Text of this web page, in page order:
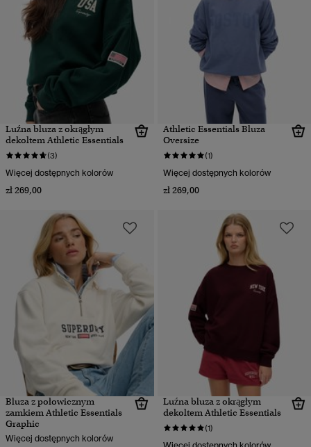
Luźna bluza z okrągłym
dekoltem Athletic Essentials
(3)
Więcej dostępnych kolorów
zł 269,00
Athletic Essentials Bluza
Oversize
(1)
Więcej dostępnych kolorów
zł 269,00
Bluza z połowicznym
zamkiem Athletic Essentials
Graphic
Więcej dostępnych kolorów
Luźna bluza z okrągłym
dekoltem Athletic Essentials
(1)